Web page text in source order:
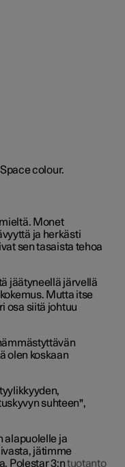
Monet
ja herkästi
sen tasaista tehoa
jäätyneellä järvellä
Mutta itse
osa siitä johtuu
olen koskaan
suhteen",
alapuolelle ja
jätimme
Polestar 3:ntuotanto